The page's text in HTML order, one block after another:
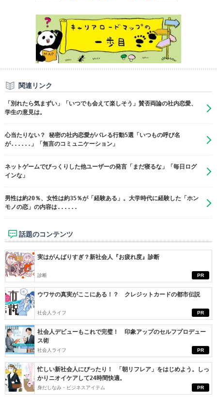
関連リンク
「別れたら気まずい」「いつでも会えて楽しそう」賛否両論の社内恋愛、
学生の意見は。
心当たりない？ 秘密の社内恋愛がバレる行動5選「いつもの呼び名
が......」「無言のコミュニケーション」
ネットゲームでびっくりした他ユーザーの発言「まだ寝るな」「毎日ログ
インな」
男性は約20％、女性は約35％が「経験ある」。大学時代に経験した「ホン
モノの恋」の内容は......
話題のコンテンツ
PR
実はがんばりすぎ？新社会人『お疲れ度』診断
診断
PR
ウワサの真実がここにある！？ クレジットカードの都市伝説
社会人ライフ
PR
社会人デビューもこれで完璧！ 印象アップのセルフプロデュー
ス術
社会人ライフ
PR
忙しい新社会人にぴったり！ 「朝リフレア」をはじめよう。しっ
かりニオイケアして24時間快適。
身だしなみ・ビジネスアイテム